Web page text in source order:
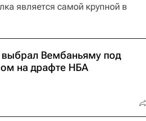
является самой крупной в
Вембаньяму под
на драфте НБА